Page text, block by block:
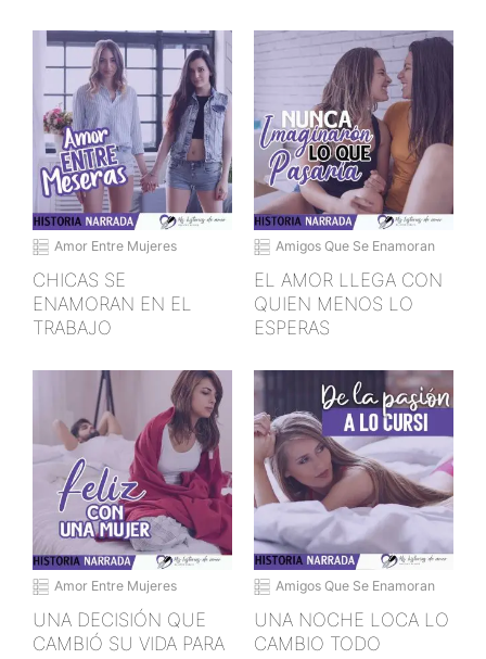
Amor Entre Mujeres
CHICAS SE
ENAMORAN EN EL
TRABAJO
Amigos Que Se Enamoran
EL AMOR LLEGA CON
QUIEN MENOS LO
ESPERAS
Amor Entre Mujeres
UNA DECISIÓN QUE
CAMBIÓ SU VIDA PARA
Amigos Que Se Enamoran
UNA NOCHE LOCA LO
CAMBIO TODO